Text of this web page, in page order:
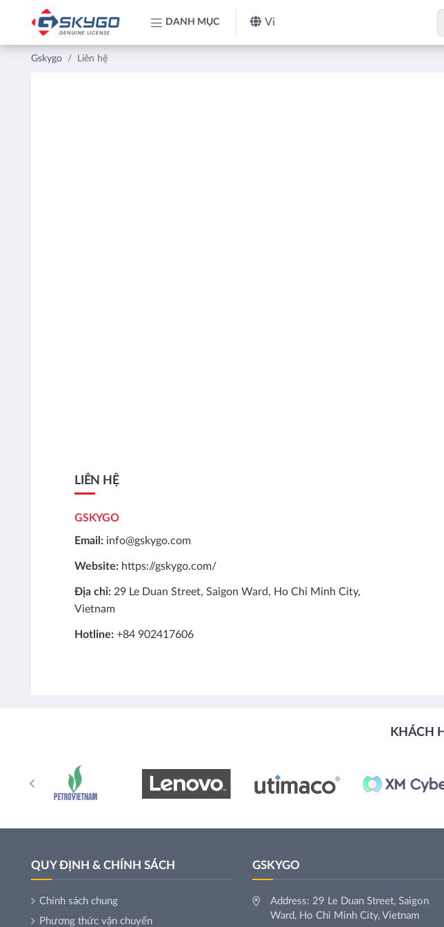
DANH MỤC Vi
Gskygo Liên hệ
LIÊN HỆ
GSKYGO
Email: info@gskygo.com
Website: https://gskygo.com/
Địa chỉ: 29 Le Duan Street, Saigon Ward, Ho Chi Minh City,
Vietnam
Hotline: +84 902417606
KHÁCH
QUY ĐỊNH & CHÍNH SÁCH
Chính sách chung
Phương thức vận chuyển
GSKYGO
Address: 29 Le Duan Street, Saigon
Ward, Ho Chi Minh City, Vietnam